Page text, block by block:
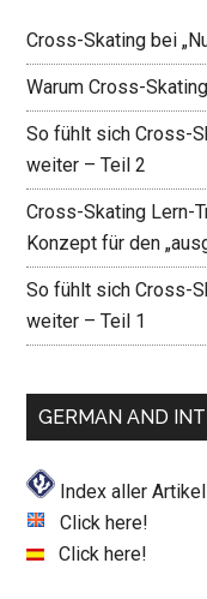
Cross-Skating bei
Warum Cross-
So fühlt sich Cross-
weiter – Teil 2
Cross-Skating Lern-
Konzept für den
So fühlt sich Cross-
weiter – Teil 1
GERMAN AND
Index aller
Click here!
Click here!